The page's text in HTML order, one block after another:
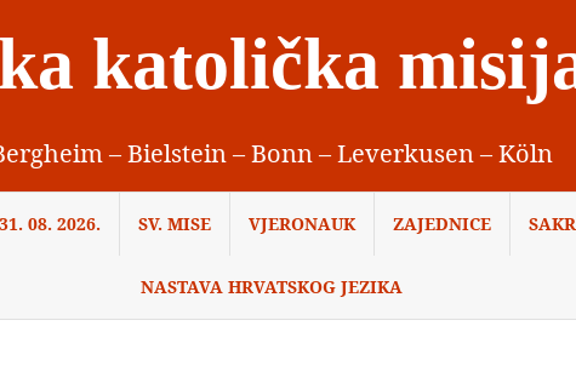
katolička
– Bielstein – Bonn – Leverkusen – Köln
08. 2026. SV. MISE VJERONAUK ZAJEDNICE
NASTAVA HRVATSKOG JEZIKA